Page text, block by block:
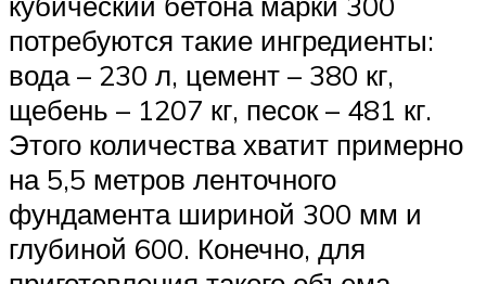
потребуются такие ингредиенты:
вода – 230 л, цемент – 380 кг,
щебень – 1207 кг, песок – 481 кг.
Этого количества хватит примерно
на 5,5 метров ленточного
фундамента шириной 300 мм и
глубиной 600. Конечно, для